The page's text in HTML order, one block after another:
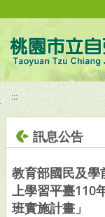
:::
訊息公告
教育部國民及
上學習平臺110
班實施計畫」